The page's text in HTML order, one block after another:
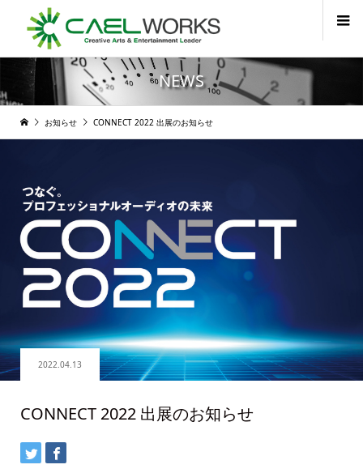
NEWS
お知らせ CONNECT 2022 出展のお知らせ
2022.04.13
CONNECT 2022 出展のお知らせ